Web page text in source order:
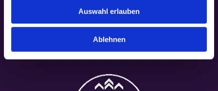
Auswahl erlauben
Ablehnen